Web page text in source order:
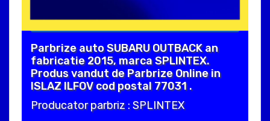
Parbrize auto SUBARU OUTBACK an
fabricatie 2015, marca SPLINTEX.
Produs vandut de Parbrize Online in
ISLAZ ILFOV cod postal 77031 .
Producator parbriz : SPLINTEX